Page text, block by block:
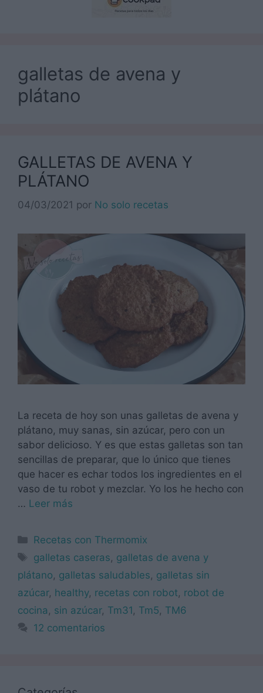
galletas de avena y
plátano
GALLETAS DE AVENA Y
PLÁTANO
04/03/2021 por No solo recetas
La receta de hoy son unas galletas de avena y
plátano, muy sanas, sin azúcar, pero con un
sabor delicioso. Y es que estas galletas son tan
sencillas de preparar, que lo único que tienes
que hacer es echar todos los ingredientes en el
vaso de tu robot y mezclar. Yo los he hecho con
… Leer más
Categorías
Recetas con Thermomix
Etiquetas
galletas caseras, galletas de avena y
plátano, galletas saludables, galletas sin
azúcar, healthy, recetas con robot, robot de
cocina , sin azúcar, Tm31, Tm5, TM6
12 comentarios